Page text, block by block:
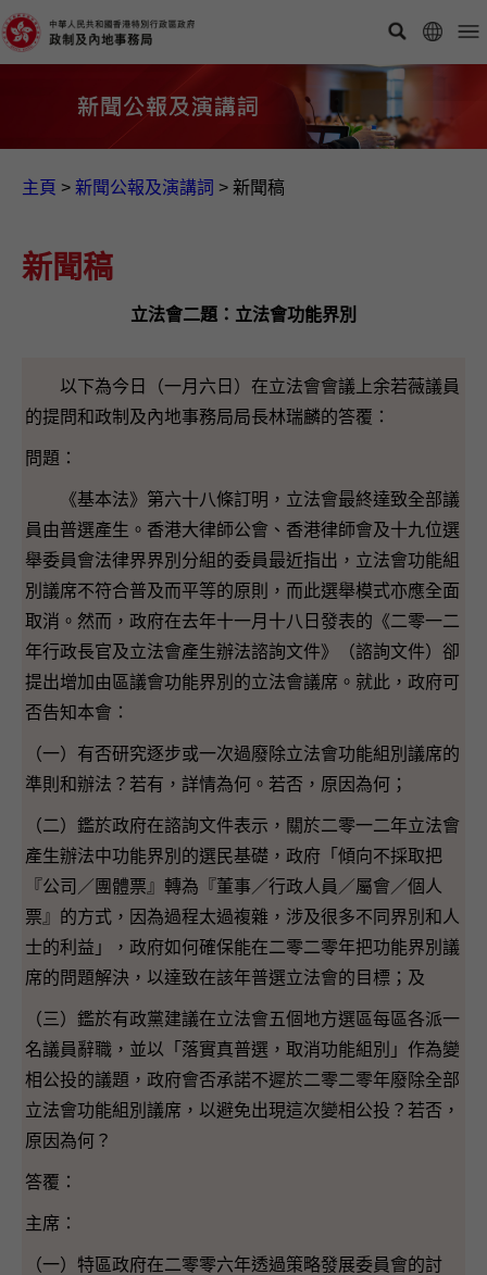
主頁 > 新聞公報及演講詞 > 新聞稿
新聞稿
立法會二題：立法會功能界別
以下為今日（一月六日）在立法會會議上余若薇議員
的提問和政制及內地事務局局長林瑞麟的答覆：
問題：
《基本法》第六十八條訂明，立法會最終達致全部議
員由普選產生。香港大律師公會、香港律師會及十九位選
舉委員會法律界界別分組的委員最近指出，立法會功能組
別議席不符合普及而平等的原則，而此選舉模式亦應全面
取消。然而，政府在去年十一月十八日發表的《二零一二
年行政長官及立法會產生辦法諮詢文件》（諮詢文件）卻
提出增加由區議會功能界別的立法會議席。就此，政府可
否告知本會：
（一）有否研究逐步或一次過廢除立法會功能組別議席的
準則和辦法？若有，詳情為何。若否，原因為何；
（二）鑑於政府在諮詢文件表示，關於二零一二年立法會
產生辦法中功能界別的選民基礎，政府「傾向不採取把
『公司／團體票』轉為『董事／行政人員／屬會／個人
票』的方式，因為過程太過複雜，涉及很多不同界別和人
士的利益」，政府如何確保能在二零二零年把功能界別議
席的問題解決，以達致在該年普選立法會的目標；及
（三）鑑於有政黨建議在立法會五個地方選區每區各派一
名議員辭職，並以「落實真普選，取消功能組別」作為變
相公投的議題，政府會否承諾不遲於二零二零年廢除全部
立法會功能組別議席，以避免出現這次變相公投？若否，
原因為何？
答覆：
主席：
（一）特區政府在二零零六年透過策略發展委員會的討